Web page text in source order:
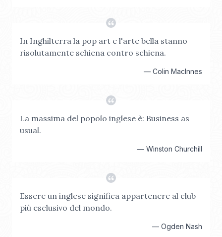
In Inghilterra la pop art e l'arte bella stanno
risolutamente schiena contro schiena.
— Colin MacInnes
La massima del popolo inglese è: Business as
usual.
— Winston Churchill
Essere un inglese significa appartenere al club
più esclusivo del mondo.
— Ogden Nash